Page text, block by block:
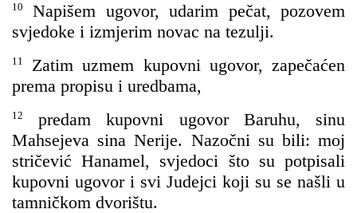
10
Napišem ugovor, udarim pečat, pozovem
svjedoke i izmjerim novac na tezulji.
11
Zatim uzmem kupovni ugovor, zapečaćen
prema propisu i uredbama,
12
predam kupovni ugovor Baruhu, sinu
Mahsejeva sina Nerije. Nazočni su bili: moj
stričević Hanamel, svjedoci što su potpisali
kupovni ugovor i svi Judejci koji su se našli u
tamničkom dvorištu.